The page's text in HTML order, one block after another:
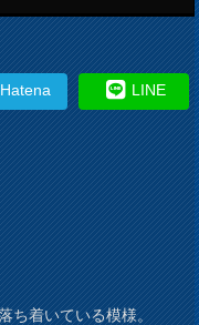
Hatena LINE
ち着いている模様。